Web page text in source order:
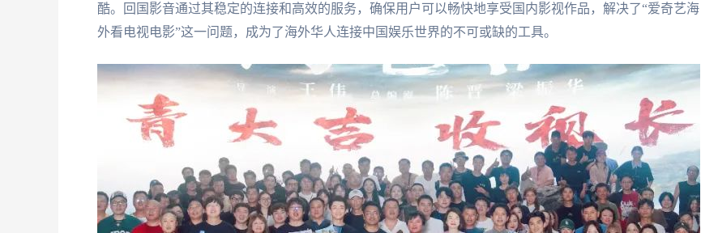
酷。回国影音通过其稳定的连接和高效的服务，确保用户可以畅快地享受国内影视作品，解决了“爱奇艺海
外看电视电影”这一问题，成为了海外华人连接中国娱乐世界的不可或缺的工具。